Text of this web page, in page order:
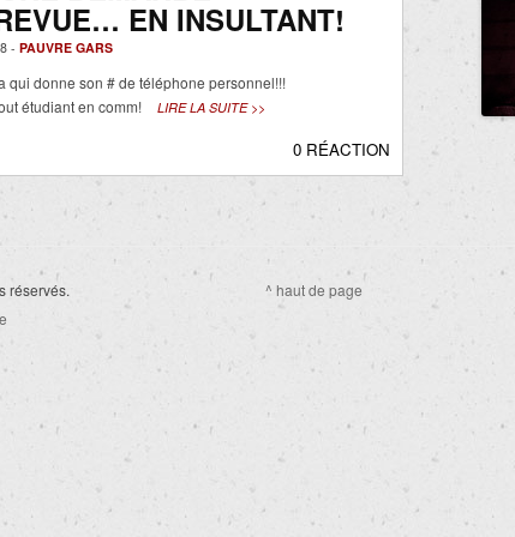
EN INSULTANT!
- PAUVRE GARS
qui donne son # de téléphone personnel!!!
étudiant en comm! LIRE LA SUITE >>
0 RÉACTION
réservés.
^ haut de page